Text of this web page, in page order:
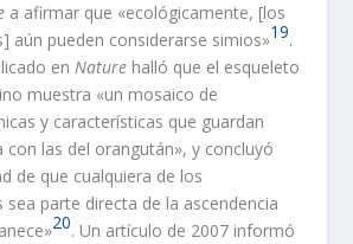
a afirmar que «ecológicamente, [los
aún pueden considerarse simios»19.
enNature halló que el esqueleto
muestra «un mosaico de
y características que guardan
con las del orangután», y concluyó
de que cualquiera de los
parte directa de la ascendencia
20. Un artículo de 2007 informó